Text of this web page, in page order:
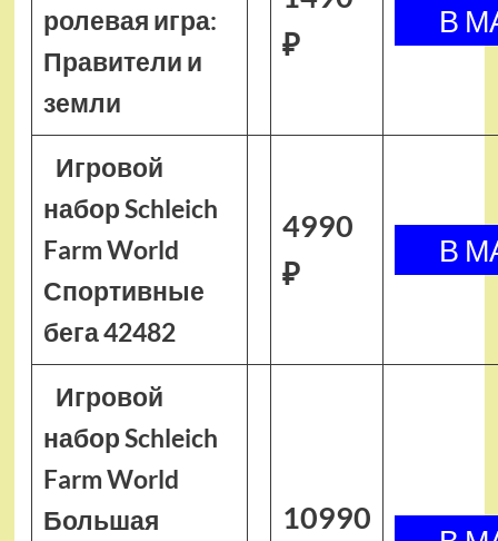
ролевая игра:
Правители и
земли
₽
Игровой
набор Schleich
Farm World
Спортивные
бега 42482
4990
₽
Игровой
набор Schleich
Farm World
Большая
10990